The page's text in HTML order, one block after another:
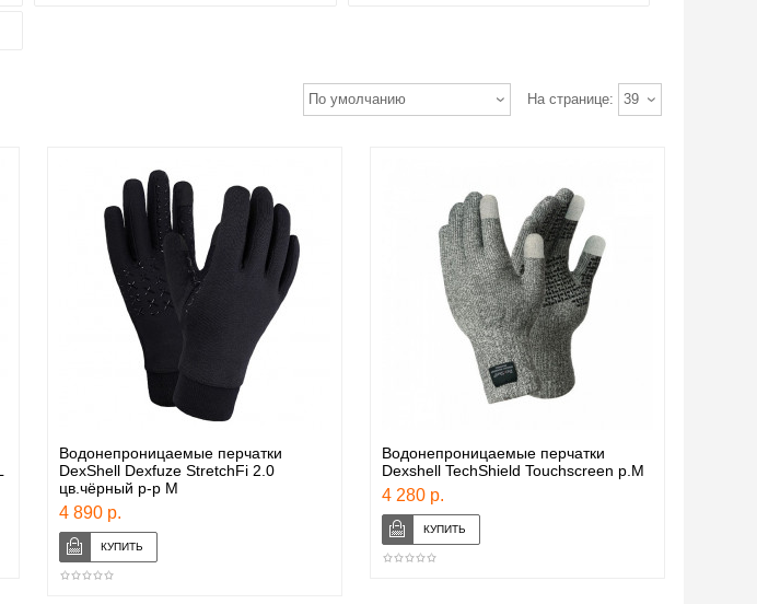
На странице: 39
По умолчанию
Водонепроницаемые перчатки
DexShell Dexfuze StretchFi 2.0
цв.чёрный р-р M
4 890 р.
Водонепроницаемые перчатки
Dexshell TechShield Touchscreen p.M
4 280 р.